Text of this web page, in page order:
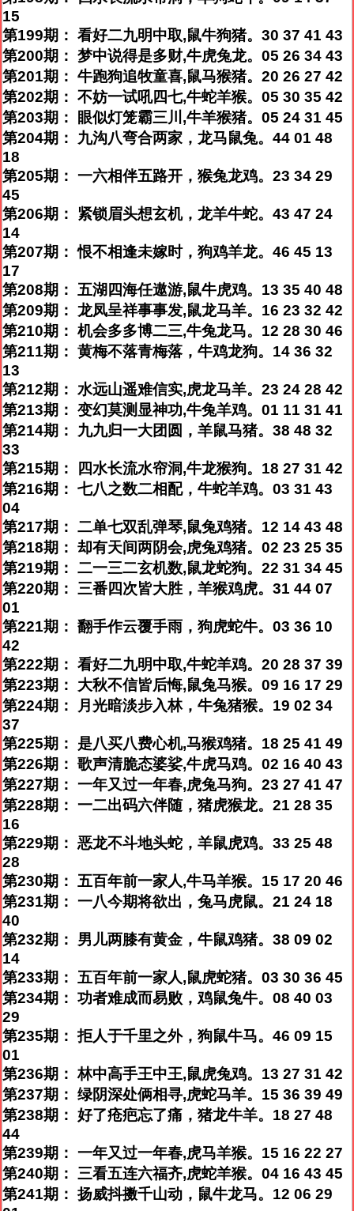
15
第199期： 看好二九明中取,鼠牛狗猪。30 37 41 43
第200期： 梦中说得是多财,牛虎兔龙。05 26 34 43
第201期： 牛跑狗追牧童喜,鼠马猴猪。20 26 27 42
第202期： 不妨一试吼四七,牛蛇羊猴。05 30 35 42
第203期： 眼似灯笼霸三川,牛羊猴猪。05 24 31 45
第204期： 九沟八弯合两家，龙马鼠兔。44 01 48
18
第205期： 一六相伴五路开，猴兔龙鸡。23 34 29
45
第206期： 紧锁眉头想玄机，龙羊牛蛇。43 47 24
14
第207期： 恨不相逢未嫁时，狗鸡羊龙。46 45 13
17
第208期： 五湖四海任遨游,鼠牛虎鸡。13 35 40 48
第209期： 龙凤呈祥事事发,鼠龙马羊。16 23 32 42
第210期： 机会多多博二三,牛兔龙马。12 28 30 46
第211期： 黄梅不落青梅落，牛鸡龙狗。14 36 32
13
第212期： 水远山遥难信实,虎龙马羊。23 24 28 42
第213期： 变幻莫测显神功,牛兔羊鸡。01 11 31 41
第214期： 九九归一大团圆，羊鼠马猪。38 48 32
33
第215期： 四水长流水帘洞,牛龙猴狗。18 27 31 42
第216期： 七八之数二相配，牛蛇羊鸡。03 31 43
04
第217期： 二单七双乱弹琴,鼠兔鸡猪。12 14 43 48
第218期： 却有天间两阴会,虎兔鸡猪。02 23 25 35
第219期： 二一三二玄机数,鼠龙蛇狗。22 31 34 45
第220期： 三番四次皆大胜，羊猴鸡虎。31 44 07
01
第221期： 翻手作云覆手雨，狗虎蛇牛。03 36 10
42
第222期： 看好二九明中取,牛蛇羊鸡。20 28 37 39
第223期： 大秋不信皆后悔,鼠兔马猴。09 16 17 29
第224期： 月光暗淡步入林，牛兔猪猴。19 02 34
37
第225期： 是八买八费心机,马猴鸡猪。18 25 41 49
第226期： 歌声清脆态婆娑,牛虎马鸡。02 16 40 43
第227期： 一年又过一年春,虎兔马狗。23 27 41 47
第228期： 一二出码六伴随，猪虎猴龙。21 28 35
16
第229期： 恶龙不斗地头蛇，羊鼠虎鸡。33 25 48
28
第230期： 五百年前一家人,牛马羊猴。15 17 20 46
第231期： 一八今期将欲出，兔马虎鼠。21 24 18
40
第232期： 男儿两膝有黄金，牛鼠鸡猪。38 09 02
14
第233期： 五百年前一家人,鼠虎蛇猪。03 30 36 45
第234期： 功者难成而易败，鸡鼠兔牛。08 40 03
29
第235期： 拒人于千里之外，狗鼠牛马。46 09 15
01
第236期： 林中高手王中王,鼠虎兔鸡。13 27 31 42
第237期： 绿阴深处俩相寻,虎蛇马羊。15 36 39 49
第238期： 好了疮疤忘了痛，猪龙牛羊。18 27 48
44
第239期： 一年又过一年春,虎马羊猴。15 16 22 27
第240期： 三看五连六福齐,虎蛇羊猴。04 16 43 45
第241期： 扬威抖擞千山动，鼠牛龙马。12 06 29